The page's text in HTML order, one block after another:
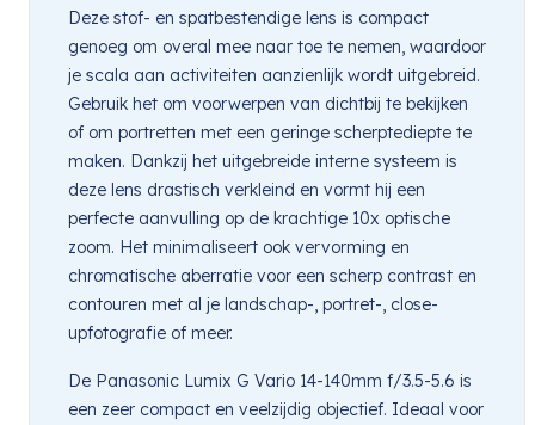
Deze stof- en spatbestendige lens is compact
genoeg om overal mee naar toe te nemen, waardoor
je scala aan activiteiten aanzienlijk wordt uitgebreid.
Gebruik het om voorwerpen van dichtbij te bekijken
of om portretten met een geringe scherptediepte te
maken. Dankzij het uitgebreide interne systeem is
deze lens drastisch verkleind en vormt hij een
perfecte aanvulling op de krachtige 10x optische
zoom. Het minimaliseert ook vervorming en
chromatische aberratie voor een scherp contrast en
contouren met al je landschap-, portret-, close-
upfotografie of meer.
De Panasonic Lumix G Vario 14-140mm f/3.5-5.6 is
een zeer compact en veelzijdig objectief. Ideaal voor